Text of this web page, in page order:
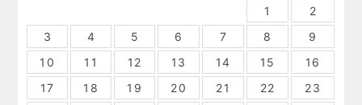
1
2
3
4 5 6 7 8
9
10
11 12 13 14 15
16
17
18 19 20 21 22
23